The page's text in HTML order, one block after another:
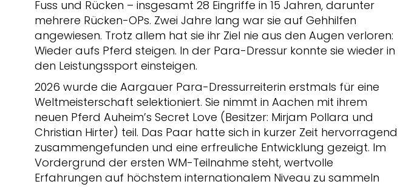
Fuss und Rücken – insgesamt 28 Eingriffe in 15 Jahren, darunter
mehrere Rücken-OPs. Zwei Jahre lang war sie auf Gehhilfen
angewiesen. Trotz allem hat sie ihr Ziel nie aus den Augen verloren:
Wieder aufs Pferd steigen. In der Para-Dressur konnte sie wieder in
den Leistungssport einsteigen.
2026 wurde die Aargauer Para-Dressurreiterin erstmals für eine
Weltmeisterschaft selektioniert. Sie nimmt in Aachen mit ihrem
neuen Pferd Auheim’s Secret Love (Besitzer: Mirjam Pollara und
Christian Hirter) teil. Das Paar hatte sich in kurzer Zeit hervorragend
zusammengefunden und eine erfreuliche Entwicklung gezeigt. Im
Vordergrund der ersten WM-Teilnahme steht, wertvolle
Erfahrungen auf höchstem internationalem Niveau zu sammeln